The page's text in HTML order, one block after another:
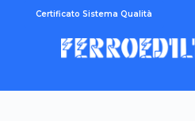
Certificato Sistema Qualità